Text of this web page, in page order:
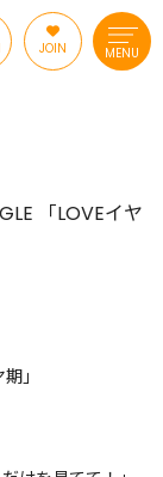
JOIN MENU
「LOVEイヤ
」